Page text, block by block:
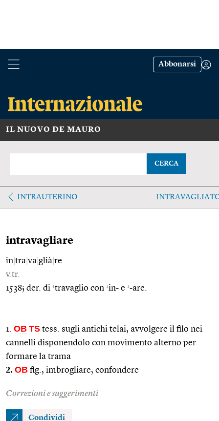
Abbonarsi
IL NUOVO DE MAURO
CERCA
INTRAUTERINO
intravagliare
in tra va glià re
v.tr.
1538; der. di 1travaglio con 1in- e 1-are.
1. OB TS tess. sugli antichi telai, avvolgere il filo nei
cannelli disponendolo con movimento alterno per
formare la trama
2. OB fig., imbrogliare, confondere
Correzioni e suggerimenti
Condividi